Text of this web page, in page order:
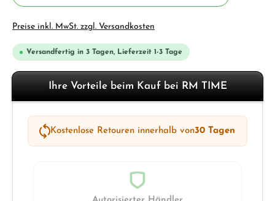
Preise inkl. MwSt. zzgl. Versandkosten
Versandfertig in 3 Tagen, Lieferzeit 1-3 Tage
Ihre Vorteile beim Kauf bei RM TIME
Kostenlose Retouren innerhalb von30 Tagen